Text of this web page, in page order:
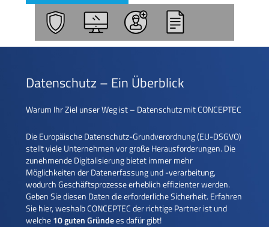
Datenschutz – Ein Überblick
Warum Ihr Ziel unser Weg ist – Datenschutz mit CONCEPTEC
Die Europäische Datenschutz-Grundverordnung (EU-DSGVO)
stellt viele Unternehmen vor große Herausforderungen. Die
zunehmende Digitalisierung bietet immer mehr
Möglichkeiten der Datenerfassung und -verarbeitung,
wodurch Geschäftsprozesse erheblich effizienter werden.
Geben Sie diesen Daten die erforderliche Sicherheit. Erfahren
Sie hier, weshalb CONCEPTEC der richtige Partner ist und
welche10 guten Gründees dafür gibt!